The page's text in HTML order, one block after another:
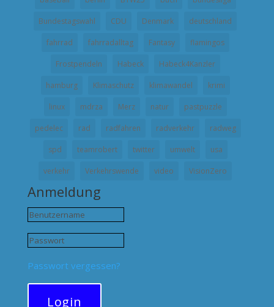
Bundestagswahl CDU Denmark deutschland
fahrrad fahrradalltag Fantasy flamingos
Frostpendeln Habeck Habeck4Kanzler
hamburg Klimaschutz klimawandel krimi
linux mdrza Merz natur pastpuzzle
pedelec rad radfahren radverkehr radweg
spd teamrobert twitter umwelt usa
verkehr Verkehrswende video VisionZero
Anmeldung
Passwort vergessen?
Login